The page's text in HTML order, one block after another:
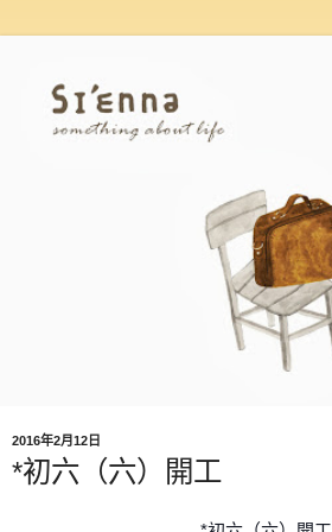
2016年2月12日
*初六（六）開工